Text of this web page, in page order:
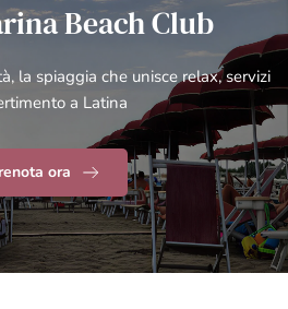
Beach Club
la spiaggia che unisce relax, servizi
a Latina
ora